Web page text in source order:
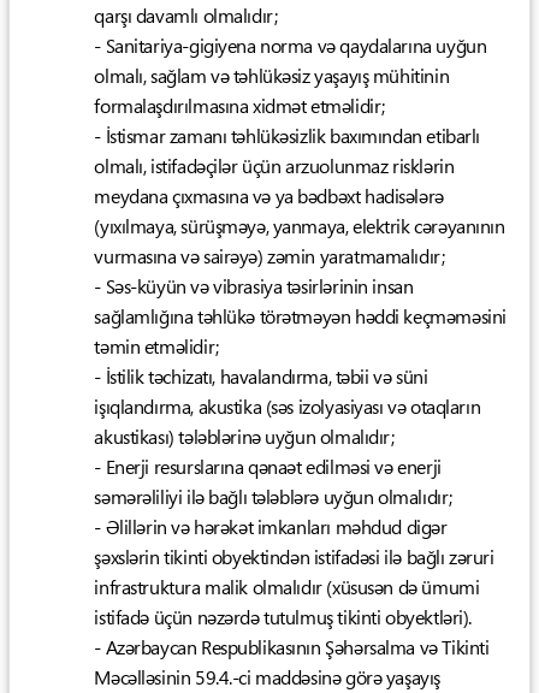
qarşı davamlı olmalıdır;
- Sanitariya-gigiyena norma və qaydalarına uyğun
olmalı, sağlam və təhlükəsiz yaşayış mühitinin
formalaşdırılmasına xidmət etməlidir;
- İstismar zamanı təhlükəsizlik baxımından etibarlı
olmalı, istifadəçilər üçün arzuolunmaz risklərin
meydana çıxmasına və ya bədbəxt hadisələrə
(yıxılmaya, sürüşməyə, yanmaya, elektrik cərəyanının
vurmasına və sairəyə) zəmin yaratmamalıdır;
- Səs-küyün və vibrasiya təsirlərinin insan
sağlamlığına təhlükə törətməyən həddi keçməməsini
təmin etməlidir;
- İstilik təchizatı, havalandırma, təbii və süni
işıqlandırma, akustika (səs izolyasiyası və otaqların
akustikası) tələblərinə uyğun olmalıdır;
- Enerji resurslarına qənaət edilməsi və enerji
səmərəliliyi ilə bağlı tələblərə uyğun olmalıdır;
- Əlillərin və hərəkət imkanları məhdud digər
şəxslərin tikinti obyektindən istifadəsi ilə bağlı zəruri
infrastruktura malik olmalıdır (xüsusən də ümumi
istifadə üçün nəzərdə tutulmuş tikinti obyektləri).
- Azərbaycan Respublikasının Şəhərsalma və Tikinti
Məcəlləsinin 59.4.-ci maddəsinə görə yaşayış